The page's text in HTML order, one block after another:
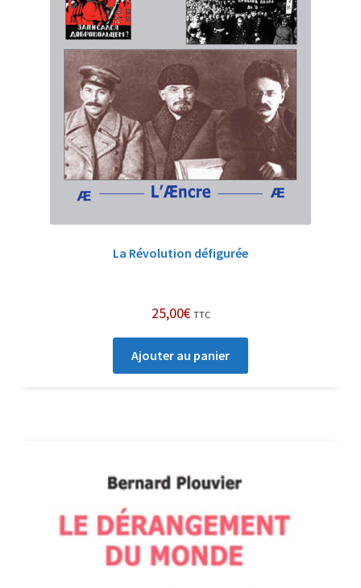
La Révolution défigurée
25,00€ TTC
Ajouter au panier